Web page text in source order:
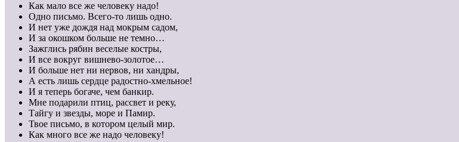
Как мало все же человеку надо!
Одно письмо. Всего-то лишь одно.
И нет уже дождя над мокрым садом,
И за окошком больше не темно…
Зажглись рябин веселые костры,
И все вокруг вишнево-золотое…
И больше нет ни нервов, ни хандры,
А есть лишь сердце радостно-хмельное!
И я теперь богаче, чем банкир.
Мне подарили птиц, рассвет и реку,
Тайгу и звезды, море и Памир.
Твое письмо, в котором целый мир.
Как много все же надо человеку!